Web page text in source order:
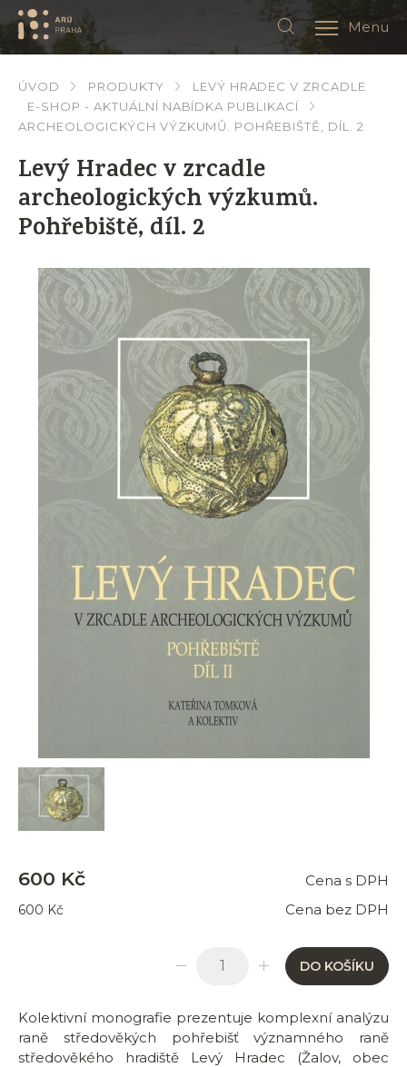
Menu
ÚVOD
PRODUKTY
E-SHOP - AKTUÁLNÍ NABÍDKA PUBLIKACÍ
LEVÝ HRADEC V ZRCADLE
ARCHEOLOGICKÝCH VÝZKUMŮ. POHŘEBIŠTĚ, DÍL. 2
Levý Hradec v zrcadle
archeologických výzkumů.
Pohřebiště, díl. 2
600 Kč Cena s DPH
600 Kč Cena bez DPH
DO KOŠÍKU
Kolektivní monografie prezentuje komplexní analýzu
raně středověkých pohřebišť významného raně
středověkého hradiště Levý Hradec (Žalov, obec